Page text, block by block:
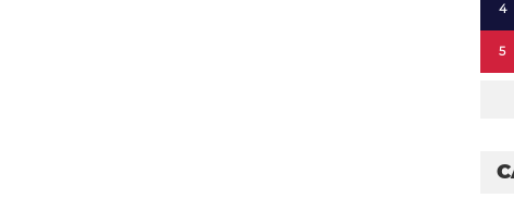
4
5